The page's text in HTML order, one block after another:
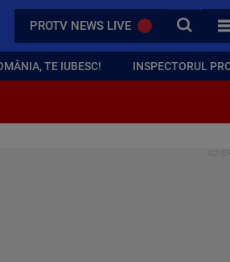
PROTV NEWS LIVE CAUTA
TE IUBESC! INSPECTORUL